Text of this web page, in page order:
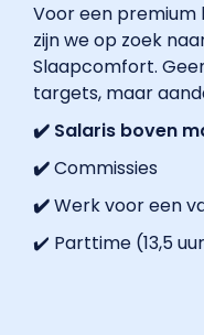
Voor een
zijn we op zoek
Slaapcomfort.
targets, maar
✔️ Salaris boven
✔️Commissies
✔️Werk voor een
✔️ Parttime (13,5